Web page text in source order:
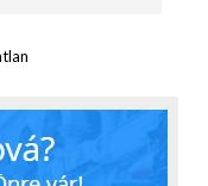
szóval is meg
A
is – nem sajnálta